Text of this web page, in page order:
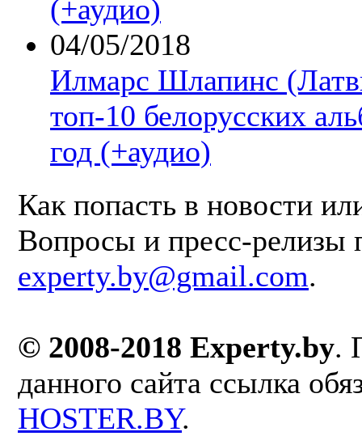
(+аудио)
04/05/2018
Илмарс Шлапинс
топ-10 белорусских
год (+аудио)
Как попасть в новости
Вопросы и пресс-релизы
experty.by@gmail.com.
© 2008-2018 Experty.by.
данного сайта ссылка
HOSTER.BY.